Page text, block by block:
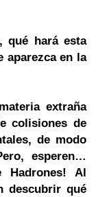
qué hará esta
aparezca en la
extraña
colisiones de
de modo
esperen…
Hadrones! Al
descubrir qué